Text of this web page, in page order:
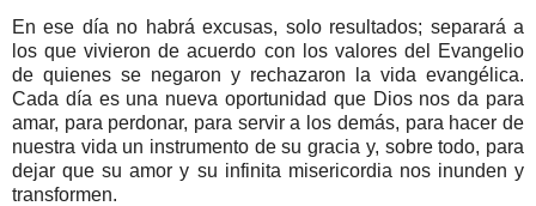
En ese día no habrá excusas, solo resultados; separará a
los que vivieron de acuerdo con los valores del Evangelio
de quienes se negaron y rechazaron la vida evangélica.
Cada día es una nueva oportunidad que Dios nos da para
amar, para perdonar, para servir a los demás, para hacer de
nuestra vida un instrumento de su gracia y, sobre todo, para
dejar que su amor y su infinita misericordia nos inunden y
transformen.